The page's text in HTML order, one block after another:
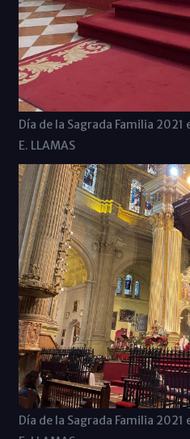
Día de la Sagrada Familia
E. LLAMAS
Día de la Sagrada Familia